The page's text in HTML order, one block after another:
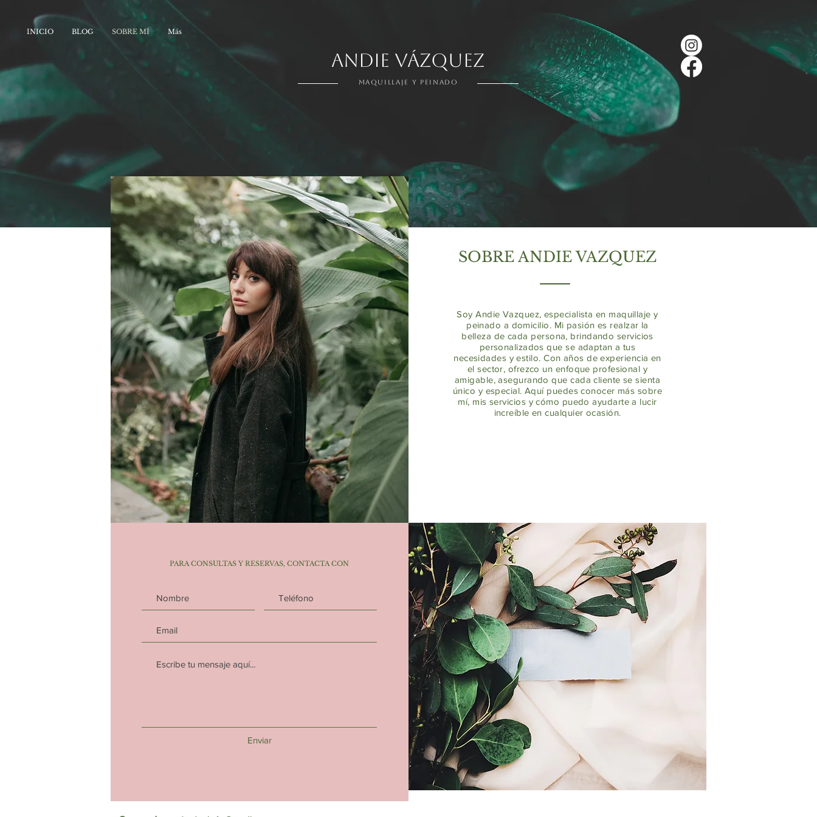
INICIO BLOG SOBRE MÍ Más
ANDIE VÁZQUEZ
MAQUILLAJE Y PEINADO
SOBRE ANDIE VAZQUEZ
Soy Andie Vazquez, especialista en maquillaje y
peinado a domicilio. Mi pasión es realzar la
belleza de cada persona, brindando servicios
personalizados que se adaptan a tus
necesidades y estilo. Con años de experiencia en
el sector, ofrezco un enfoque profesional y
amigable, asegurando que cada cliente se sienta
único y especial. Aquí puedes conocer más sobre
mí, mis servicios y cómo puedo ayudarte a lucir
increíble en cualquier ocasión.
PARA CONSULTAS Y RESERVAS, CONTACTA CON
Enviar